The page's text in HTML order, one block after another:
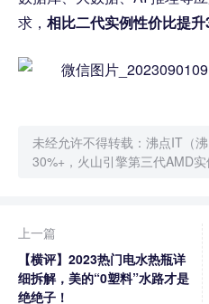
求， 相比二代实例性价比提
未经允许不得转载： 沸点IT（沸
30%+，火山引擎第三代AMD
上一篇
【横评】2023热门电水热瓶详
细拆解，美的“0塑料”水路才是
绝绝子！